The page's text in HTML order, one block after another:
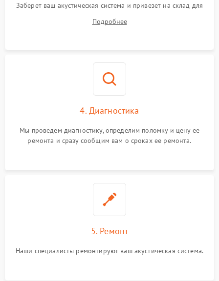
Заберет ваш акустическая система и привезет на склад для
Подробнее
4. Диагностика
Мы проведем диагностику, определим поломку и цену ее
ремонта и сразу сообщим вам о сроках ее ремонта.
5. Ремонт
Наши специалисты ремонтируют ваш акустическая система.